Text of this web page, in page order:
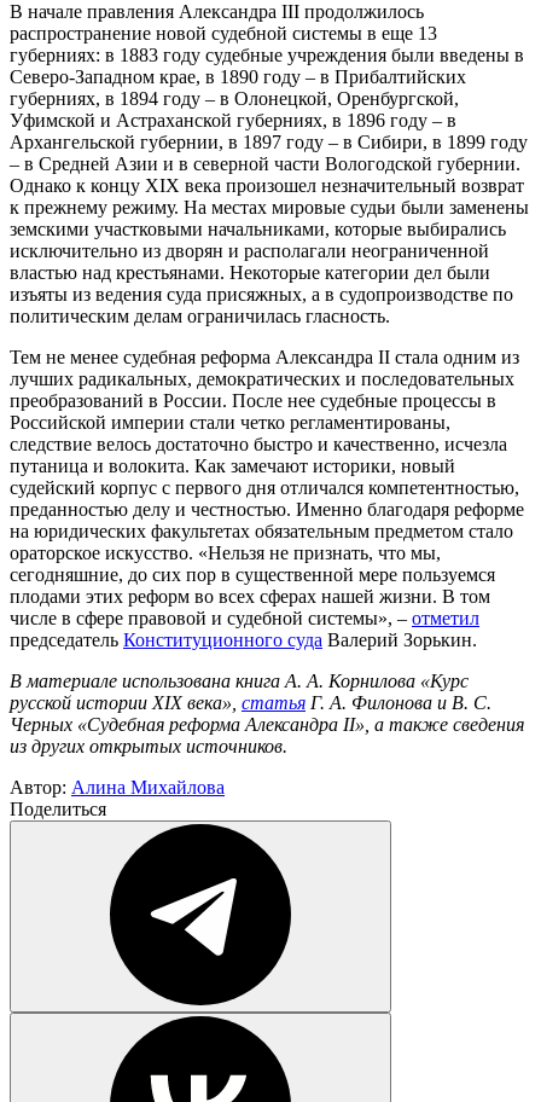
В начале правления Александра III продолжилось
распространение новой судебной системы в еще 13
губерниях: в 1883 году судебные учреждения были введены в
Северо-Западном крае, в 1890 году – в Прибалтийских
губерниях, в 1894 году – в Олонецкой, Оренбургской,
Уфимской и Астраханской губерниях, в 1896 году – в
Архангельской губернии, в 1897 году – в Сибири, в 1899 году
– в Средней Азии и в северной части Вологодской губернии.
Однако к концу XIX века произошел незначительный возврат
к прежнему режиму. На местах мировые судьи были заменены
земскими участковыми начальниками, которые выбирались
исключительно из дворян и располагали неограниченной
властью над крестьянами. Некоторые категории дел были
изъяты из ведения суда присяжных, а в судопроизводстве по
политическим делам ограничилась гласность.
Тем не менее судебная реформа Александра II стала одним из
лучших радикальных, демократических и последовательных
преобразований в России. После нее судебные процессы в
Российской империи стали четко регламентированы,
следствие велось достаточно быстро и качественно, исчезла
путаница и волокита. Как замечают историки, новый
судейский корпус с первого дня отличался компетентностью,
преданностью делу и честностью. Именно благодаря реформе
на юридических факультетах обязательным предметом стало
ораторское искусство. «Нельзя не признать, что мы,
сегодняшние, до сих пор в существенной мере пользуемся
плодами этих реформ во всех сферах нашей жизни. В том
числе в сфере правовой и судебной системы», – отметил
председатель Конституционного суда Валерий Зорькин.
В материале использована книга А. А. Корнилова «Курс
русской истории XIX века», статья Г. А. Филонова и В. С.
Черных «Судебная реформа Александра II», а также сведения
из других открытых источников.
Автор: Алина Михайлова
Поделиться